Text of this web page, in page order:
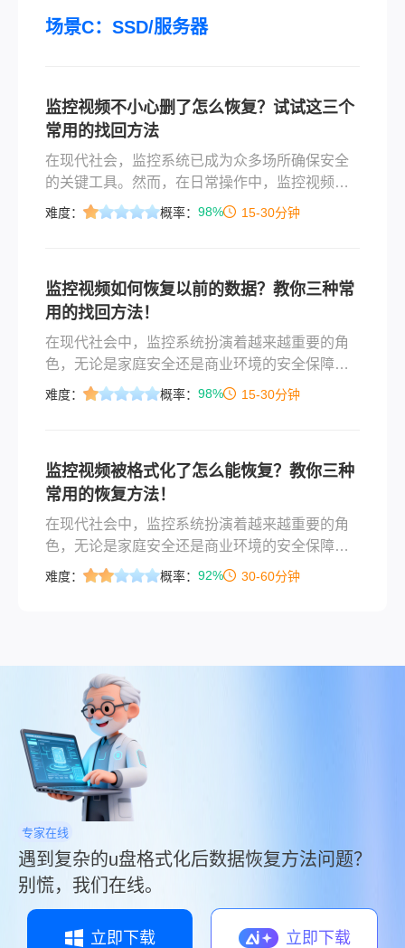
场景C：SSD/服务器
监控视频不小心删了怎么恢复？试试这三个
常用的找回方法
在现代社会，监控系统已成为众多场所确保安全
的关键工具。然而，在日常操作中，监控视频因
各种原因被误删的情况时有发生，这不仅可能导
户应对这一突发情况。
难度： 概率： 98% 15-30分钟
监控视频如何恢复以前的数据？教你三种常
用的找回方法！
在现代社会中，监控系统扮演着越来越重要的角
色，无论是家庭安全还是商业环境的安全保障。
然而，随着技术的进步和使用频率的增加，监控
数据恢复方法，并提供实用建议来帮助用户尽可
能地找回丢失的数据。
难度： 概率： 98% 15-30分钟
监控视频被格式化了怎么能恢复？教你三种
常用的恢复方法！
在现代社会中，监控系统扮演着越来越重要的角
色，无论是家庭安全还是商业环境的安全保障。
然而，随着技术的进步和使用频率的增加，监控
复方法，并提供实用建议来帮助用户尽可能地找
回丢失的数据。
难度： 概率： 92% 30-60分钟
专家在线
遇到复杂的u盘格式化后数据恢复方法问题？
别慌，我们在线。
立即下载 立即下载